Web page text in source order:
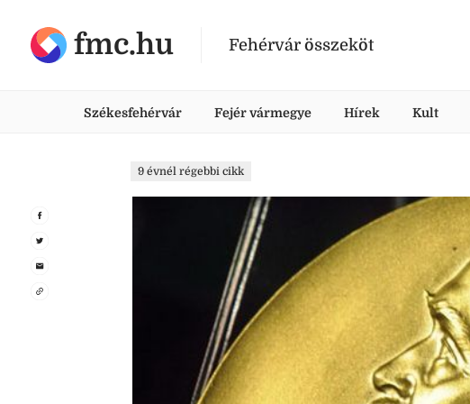
fmc.hu Fehérvár összeköt
Székesfehérvár Fejér vármegye Hírek Kult
9 évnél régebbi cikk